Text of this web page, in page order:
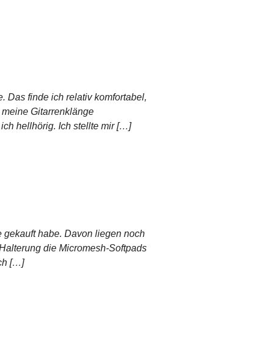
Das finde ich relativ komfortabel,
Gitarrenklänge
hellhörig. Ich stellte mir […]
habe. Davon liegen noch
die Micromesh-Softpads
[…]